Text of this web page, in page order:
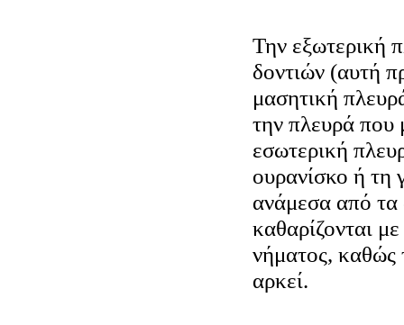
Την εξωτερική
δοντιών (αυτή
μασητική
την πλευρά που
εσωτερική
ουρανίσκο ή τη
ανάμεσα από τα
καθαρίζονται
νήματος, καθώς
αρκεί.